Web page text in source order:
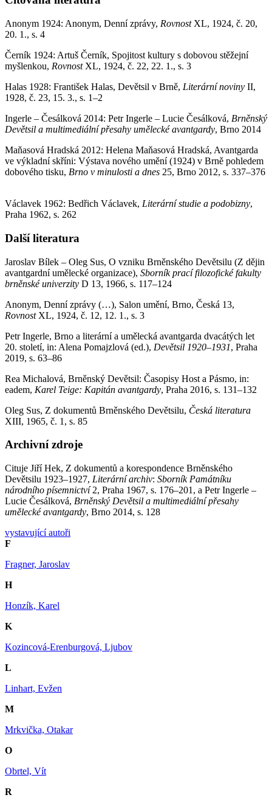
Anonym 1924: Anonym, Denní zprávy, Rovnost XL, 1924, č. 20,
20. 1., s. 4
Černík 1924: Artuš Černík, Spojitost kultury s dobovou stěžejní
myšlenkou, RovnostXL, 1924, č. 22, 22. 1., s. 3
Halas 1928: František Halas, Devětsil v Brně, Literární noviny II,
1928, č. 23, 15. 3., s. 1–2
Ingerle – Česálková 2014: Petr Ingerle – Lucie Česálková, Brněnský
Devětsil a multimediální přesahy umělecké avantgardy, Brno 2014
Maňasová Hradská 2012: Helena Maňasová Hradská, Avantgarda
ve výkladní skříni: Výstava nového umění (1924) v Brně pohledem
dobového tisku, Brno v minulosti a dnes 25, Brno 2012, s. 337–376
Václavek 1962: Bedřich Václavek, Literární studie a podobizny,
Praha 1962, s. 262
Další literatura
Jaroslav Bílek – Oleg Sus, O vzniku Brněnského Devětsilu (Z dějin
avantgardní umělecké organizace), Sborník prací filozofické fakulty
brněnské univerzity D 13, 1966, s. 117–124
Anonym, Denní zprávy (…), Salon umění, Brno, Česká 13,
Rovnost XL, 1924, č. 12, 12. 1., s. 3
Petr Ingerle, Brno a literární a umělecká avantgarda dvacátých let
20. století, in: Alena Pomajzlová (ed.), Devětsil 1920–1931, Praha
2019, s. 63–86
Rea Michalová, Brněnský Devětsil: Časopisy Host a Pásmo, in:
eadem, Karel Teige: Kapitán avantgardy, Praha 2016, s. 131–132
Oleg Sus, Z dokumentů Brněnského Devětsilu, Česká literatura
XIII, 1965, č. 1, s. 85
Archivní zdroje
Cituje Jiří Hek, Z dokumentů a korespondence Brněnského
Devětsilu 1923–1927, Literární archiv: Sborník Památníku
národního písemnictví2, Praha 1967, s. 176–201, a Petr Ingerle –
Lucie Česálková, Brněnský Devětsil a multimediální přesahy
umělecké avantgardy, Brno 2014, s. 128
vystavující autoři
F
Fragner, Jaroslav
H
Honzík, Karel
K
Kozincová-Erenburgová, Ljubov
L
Linhart, Evžen
M
Mrkvička, Otakar
O
Obrtel, Vít
R